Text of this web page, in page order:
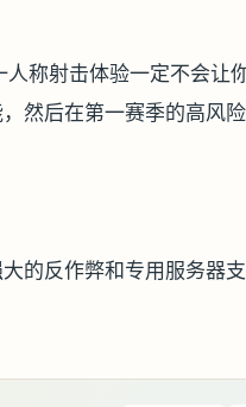
称射击体验一定不会让
然后在第一赛季的高风
的反作弊和专用服务器